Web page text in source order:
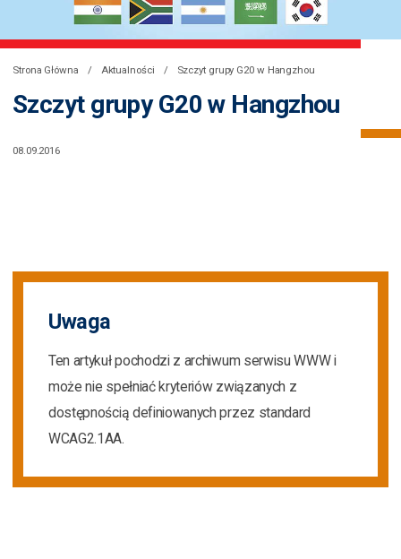
Strona Główna Aktualności Szczyt grupy G20 w Hangzhou
Szczyt grupy G20 w Hangzhou
08.09.2016
Uwaga
Ten artykuł pochodzi z archiwum serwisu WWW i
może nie spełniać kryteriów związanych z
dostępnością definiowanych przez standard
WCAG2.1AA.